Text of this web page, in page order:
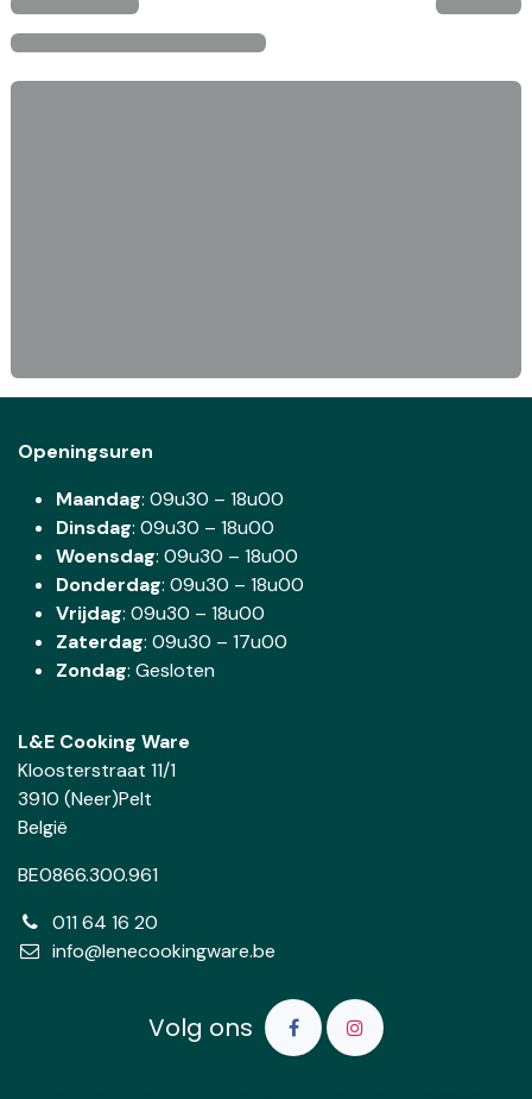
Openingsuren
Maandag: 09u30 – 18u00
Dinsdag: 09u30 – 18u00
Woensdag: 09u30 – 18u00
Donderdag: 09u30 – 18u00
Vrijdag: 09u30 – 18u00
Zaterdag: 09u30 – 17u00
Zondag: Gesloten
L&E Cooking Ware
Kloosterstraat 11/1
3910 (Neer)Pelt
België
BE0866.300.961
011 64 16 20
info@lenecookingware.be
Volg ons